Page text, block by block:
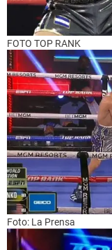
FOTO TOP RANK
Foto: La Prensa